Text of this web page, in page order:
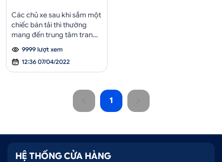
Các chủ xe sau khi sắm một
chiếc bán tải thì thường
mang đến trung tâm trang
kiện cho xe. Nắp thùng là
một trong những món phụ
kiện cần thiết của xe bán tải.
9999 lượt xem
12:36 07/04/2022
1
HỆ THỐNG CỬA HÀNG